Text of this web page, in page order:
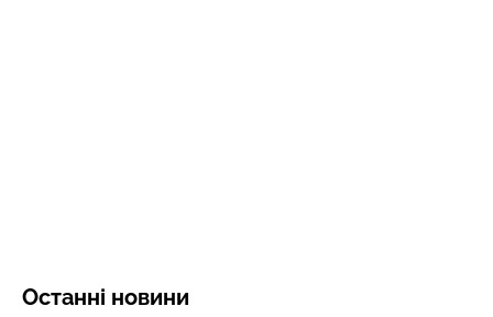
Останні новини